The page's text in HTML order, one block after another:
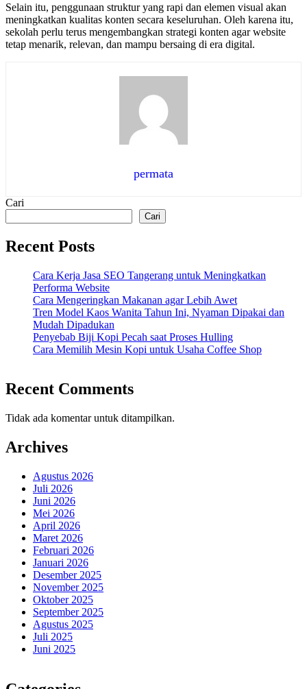
Selain itu, penggunaan struktur yang rapi dan elemen visual akan
meningkatkan kualitas konten secara keseluruhan. Oleh karena itu,
sekolah perlu terus mengembangkan strategi konten agar website
tetap menarik, relevan, dan mampu bersaing di era digital.
permata
Cari
Cari
Recent Posts
Cara Kerja Jasa SEO Tangerang untuk Meningkatkan
Performa Website
Cara Mengeringkan Makanan agar Lebih Awet
Tren Model Kaos Wanita Tahun Ini, Nyaman Dipakai dan
Mudah Dipadukan
Penyebab Biji Kopi Pecah saat Proses Hulling
Cara Memilih Mesin Kopi untuk Usaha Coffee Shop
Recent Comments
Tidak ada komentar untuk ditampilkan.
Archives
Agustus 2026
Juli 2026
Juni 2026
Mei 2026
April 2026
Maret 2026
Februari 2026
Januari 2026
Desember 2025
November 2025
Oktober 2025
September 2025
Agustus 2025
Juli 2025
Juni 2025